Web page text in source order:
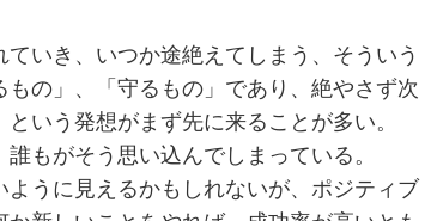
いき、いつか途絶えてしまう、そういう
の」、「守るもの」であり、絶やさず次
いう発想がまず先に来ることが多い。
もがそう思い込んでしまっている。
うに見えるかもしれないが、ポジティブ